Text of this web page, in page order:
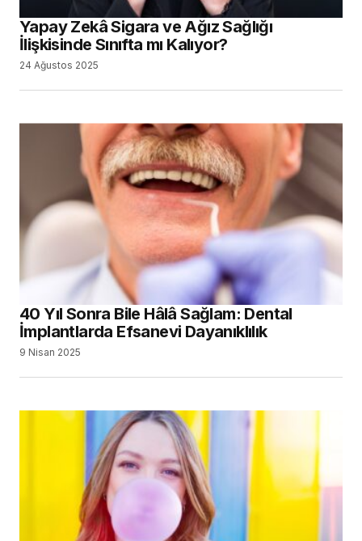
Yapay Zekâ Sigara ve Ağız Sağlığı
İlişkisinde Sınıfta mı Kalıyor?
24 Ağustos 2025
40 Yıl Sonra Bile Hâlâ Sağlam: Dental
İmplantlarda Efsanevi Dayanıklılık
9 Nisan 2025